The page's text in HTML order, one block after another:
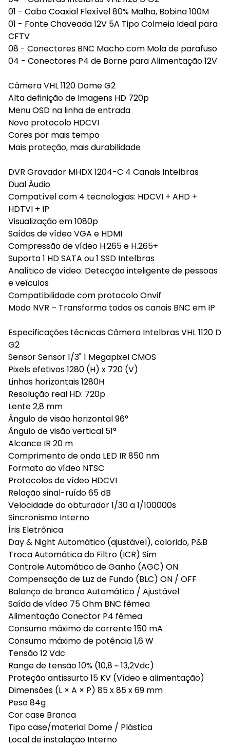
01 - Cabo Coaxial Flexível 80% Malha, Bobina 100M
01 - Fonte Chaveada 12V 5A Tipo Colmeia Ideal para
CFTV
08 - Conectores BNC Macho com Mola de parafuso
04 - Conectores P4 de Borne para Alimentação 12V
Câmera VHL 1120 Dome G2
Alta definição de Imagens HD 720p
Menu OSD na linha de entrada
Novo protocolo HDCVI
Cores por mais tempo
Mais proteção, mais durabilidade
DVR Gravador MHDX 1204-C 4 Canais Intelbras
Dual Áudio
Compatível com 4 tecnologias: HDCVI + AHD +
HDTVI + IP
Visualização em 1080p
Saídas de vídeo VGA e HDMI
Compressão de vídeo H.265 e H.265+
Suporta 1 HD SATA ou 1 SSD Intelbras
Analítico de vídeo: Detecção inteligente de pessoas
e veículos
Compatibilidade com protocolo Onvif
Modo NVR – Transforma todos os canais BNC em IP
Especificações técnicas Câmera Intelbras VHL 1120 D
G2
Sensor Sensor 1/3" 1 Megapixel CMOS
Pixels efetivos 1280 (H) x 720 (V)
Linhas horizontais 1280H
Resolução real HD: 720p
Lente 2,8 mm
Ângulo de visão horizontal 96°
Ângulo de visão vertical 51°
Alcance IR 20 m
Comprimento de onda LED IR 850 nm
Formato do vídeo NTSC
Protocolos de vídeo HDCVI
Relação sinal-ruído 65 dB
Velocidade do obturador 1/30 a 1/100000s
Sincronismo Interno
Íris Eletrônica
Day & Night Automático (ajustável), colorido, P&B
Troca Automática do Filtro (ICR) Sim
Controle Automático de Ganho (AGC) ON
Compensação de Luz de Fundo (BLC) ON / OFF
Balanço de branco Automático / Ajustável
Saída de vídeo 75 Ohm BNC fêmea
Alimentação Conector P4 fêmea
Consumo máximo de corrente 150 mA
Consumo máximo de potência 1,6 W
Tensão 12 Vdc
Range de tensão 10% (10,8 ~ 13,2Vdc)
Proteção antissurto 15 KV (Vídeo e alimentação)
Dimensões (L × A × P) 85 x 85 x 69 mm
Peso 84g
Cor case Branca
Tipo case/material Dome / Plástica
Local de instalação Interno